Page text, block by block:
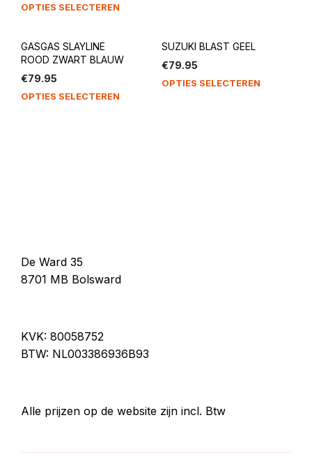
OPTIES SELECTEREN
GASGAS SLAYLINE
ROOD ZWART BLAUW
€79.95
OPTIES SELECTEREN
SUZUKI BLAST GEEL
€79.95
OPTIES SELECTEREN
De Ward 35
8701 MB Bolsward
KVK: 80058752
BTW: NL003386936B93
Alle prijzen op de website zijn incl. Btw